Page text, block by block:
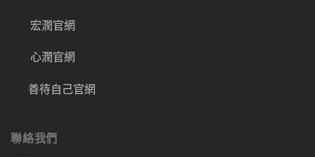
宏潤官網
心潤官網
善待自己官網
聯絡我們